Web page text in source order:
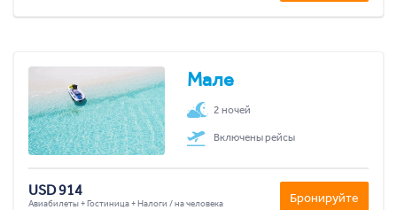
Мале
2 ночей
Включены рейсы
USD 914
Авиабилеты + Гостиница + Налоги / на человека Бронируйте